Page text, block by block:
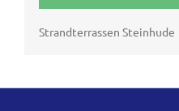
Strandterrassen Steinhude